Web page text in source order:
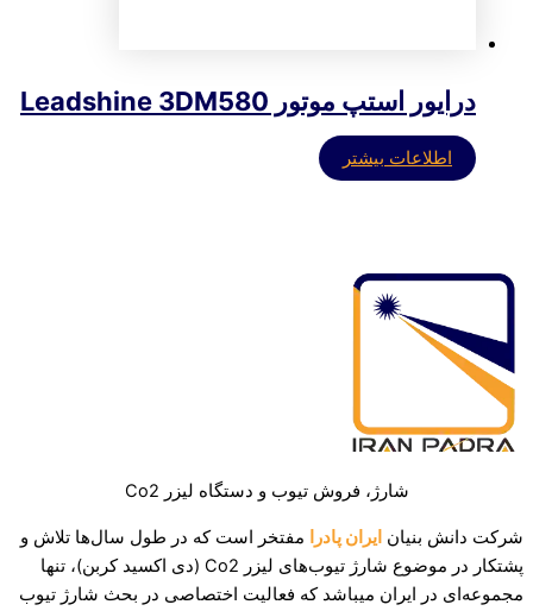
درایور استپ موتور Leadshine 3DM580
اطلاعات بیشتر
شارژ، فروش تیوب و دستگاه لیزر Co2
شرکت دانش بنیان ایران پادرا
مفتخر است که در طول سال‌ها تلاش و
پشتکار در موضوع شارژ تیوب‌های لیزر Co2 (دی اکسید کربن)، تنها
مجموعه‌ای در ایران میباشد که فعالیت اختصاصی در بحث شارژ تیوب